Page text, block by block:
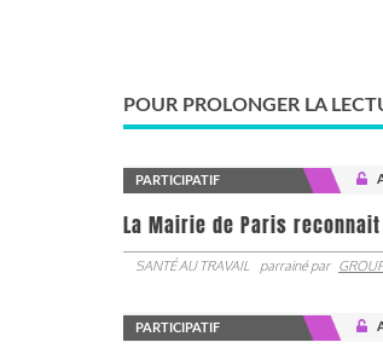
POUR PROLONGER LA
PARTICIPATIF
La Mairie de Paris
SANTÉ AU TRAVAIL parrainé par
PARTICIPATIF